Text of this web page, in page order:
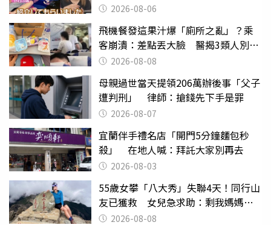
2026-08-06
飛機餐發這果汁爆「廁所之亂」？乘
客崩潰：差點丟大臉 醫揭3類人別亂
喝 2026-08-08
母親過世當天提領206萬辦後事「父子
遭判刑」 律師：搶錢先下手是罪
2026-08-07
宜蘭伴手禮名店「開門5分鐘麵包秒
殺」 在地人喊：拜託大家別再去
2026-08-03
55歲女攀「八大秀」失聯4天！同行山
友已獲救 女兒急求助：剩我媽媽還
沒找到
2026-08-08